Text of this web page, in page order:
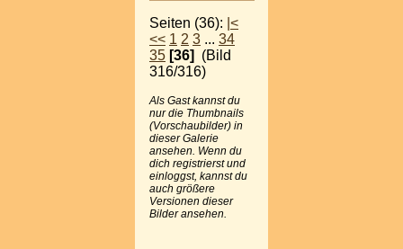
Seiten (36): |<
<< 1 2 3 ... 34
35 [36]
(Bild
316/316)
Als Gast kannst du
nur die Thumbnails
(Vorschaubilder) in
dieser Galerie
ansehen. Wenn du
dich registrierst und
einloggst, kannst du
auch größere
Versionen dieser
Bilder ansehen.